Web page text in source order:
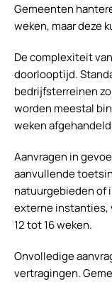
Gemeenten
weken, maar deze
De complexiteit
doorlooptijd.
bedrijfsterreinen
worden meestal
weken
Aanvragen in
aanvullende
natuurgebieden of
externe instanties,
12 tot 16 weken.
Onvolledige
vertragingen.